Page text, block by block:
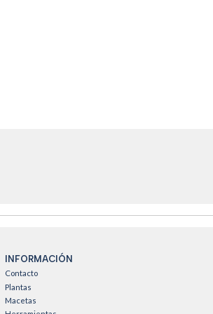
INFORMACIÓN
Contacto
Plantas
Macetas